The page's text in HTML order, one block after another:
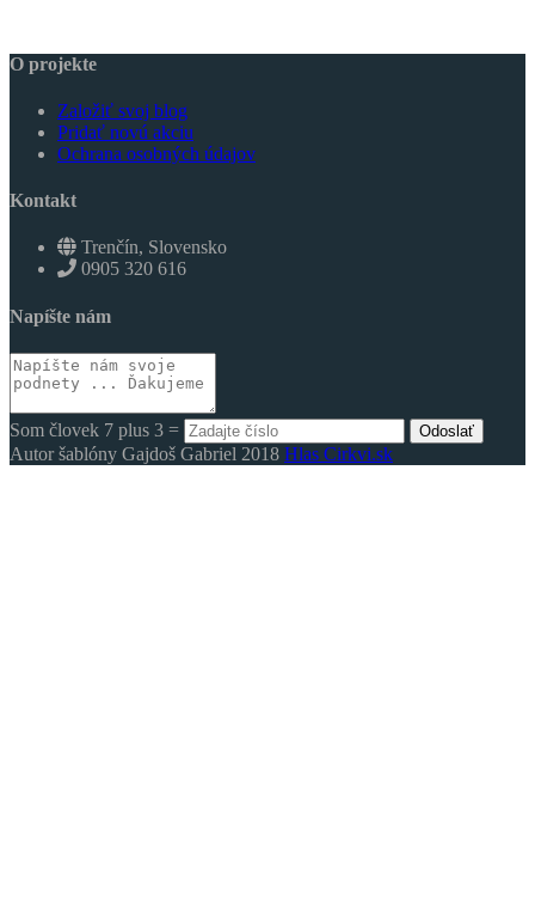
O projekte
Založiť svoj blog
Pridať novú akciu
Ochrana osobných údajov
Kontakt
Trenčín, Slovensko
0905 320 616
Napíšte nám
Som človek 7 plus 3 = Odoslať
Autor šablóny Gajdoš Gabriel 2018 Hlas Cirkvi.sk